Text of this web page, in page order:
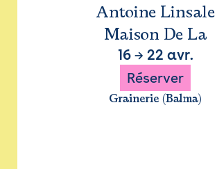
Antoine Linsale
Maison De La
16→ 22 avr.
Réserver
Grainerie (Balma)